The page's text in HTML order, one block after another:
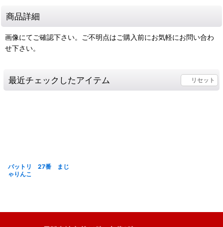
商品詳細
画像にてご確認下さい。ご不明点はご購入前にお気軽にお問い合わ
せ下さい。
最近チェックしたアイテム リセット
バットリ 27番 まじ
ゃりんこ